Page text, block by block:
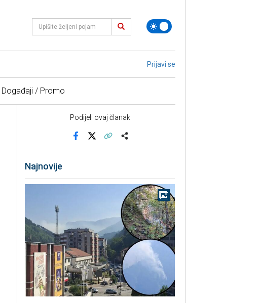
Prijavi se
Događaji / Promo
Podijeli ovaj članak
Najnovije